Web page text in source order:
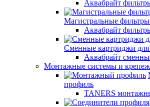
Аквабрайт
Магистральные
Аквабрайт
Сменные картриджи
Аквабрайт
Монтажные системы и крепеж
профиль
TANERS